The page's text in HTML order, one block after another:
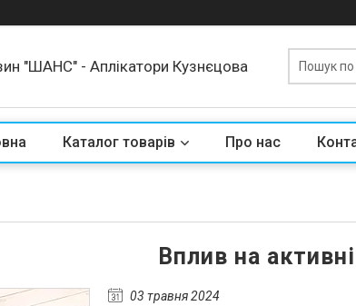
"ШАНС" - Аплікатори Кузнєцова
Каталог товарів Про нас
Вплив на
03 травня 2024